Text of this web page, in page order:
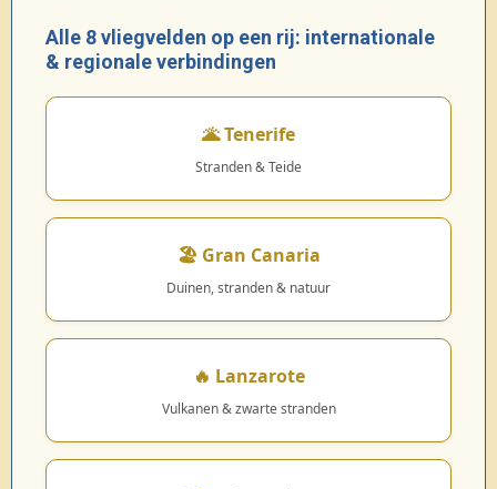
Alle 8 vliegvelden op een rij: internationale
& regionale verbindingen
🌋 Tenerife
Stranden & Teide
🏖️ Gran Canaria
Duinen, stranden & natuur
🔥 Lanzarote
Vulkanen & zwarte stranden